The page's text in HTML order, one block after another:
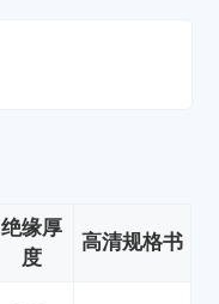
绝缘厚
度
高清规格书